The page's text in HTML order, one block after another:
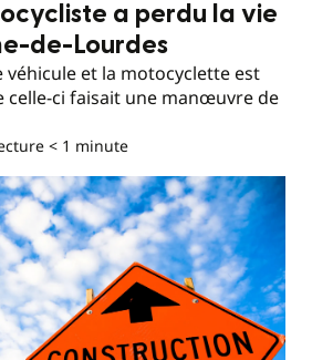
a perdu la vie
de-Lourdes
véhicule et la motocyclette est
celle-ci faisait une manœuvre de
< 1 minute